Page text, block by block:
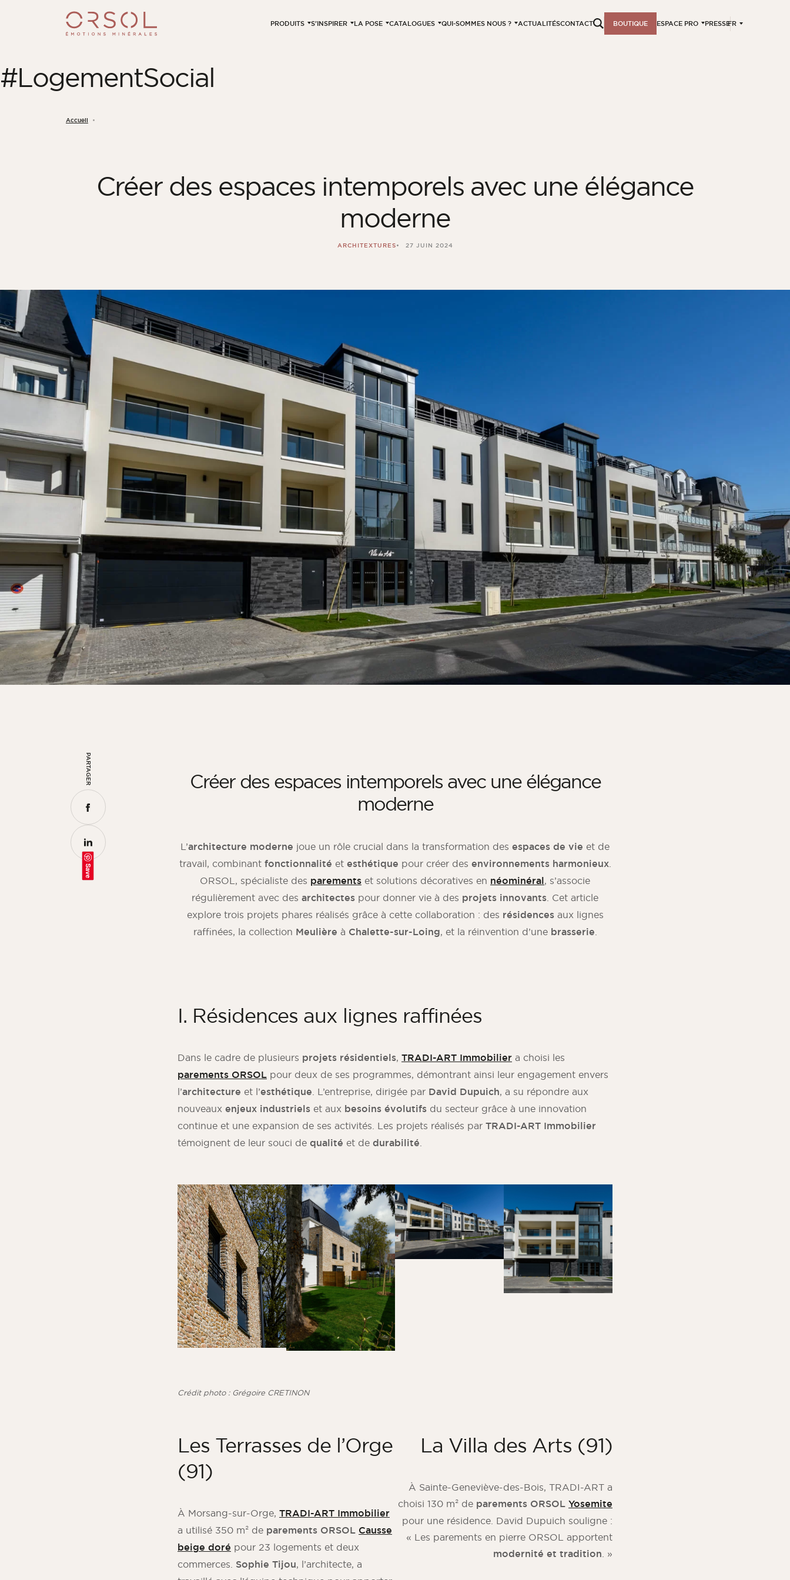
PRODUITS S’INSPIRER LA POSE CATALOGUES QUI-SOMMES NOUS ? ACTUALITÉSCONTACT BOUTIQUE ESPACE PRO PRESSEFR
#LogementSocial
Accueil
Créer des espaces intemporels avec une élégance
moderne
ARCHITEXTURES 27 JUIN 2024
Créer des espaces intemporels avec une élégance
moderne
L’architecture moderne joue un rôle crucial dans la transformation des espaces de vie et de
travail, combinant fonctionnalité et esthétique pour créer des environnements harmonieux.
ORSOL, spécialiste des parements et solutions décoratives en néominéral, s’associe
régulièrement avec des architectes pour donner vie à des projets innovants. Cet article
explore trois projets phares réalisés grâce à cette collaboration : des résidences aux lignes
raffinées, la collection Meulière à Chalette-sur-Loing, et la réinvention d’une brasserie.
I. Résidences aux lignes raffinées
Dans le cadre de plusieurs projets résidentiels, TRADI-ART Immobilier a choisi les
parements ORSOL pour deux de ses programmes, démontrant ainsi leur engagement envers
l’architecture et l’esthétique. L’entreprise, dirigée par David Dupuich, a su répondre aux
nouveaux enjeux industriels et aux besoins évolutifs du secteur grâce à une innovation
continue et une expansion de ses activités. Les projets réalisés par TRADI-ART Immobilier
témoignent de leur souci de qualité et de durabilité.
Crédit photo : Grégoire CRETINON
Les Terrasses de l’Orge
(91)
À Morsang-sur-Orge, TRADI-ART Immobilier
a utilisé 350 m² de parements ORSOL Causse
beige doré pour 23 logements et deux
commerces. Sophie Tijou, l’architecte, a
La Villa des Arts (91)
À Sainte-Geneviève-des-Bois, TRADI-ART a
choisi 130 m² de parements ORSOL Yosemite
pour une résidence. David Dupuich souligne :
« Les parements en pierre ORSOL apportent
modernité et tradition . »
PARTAGER
Save